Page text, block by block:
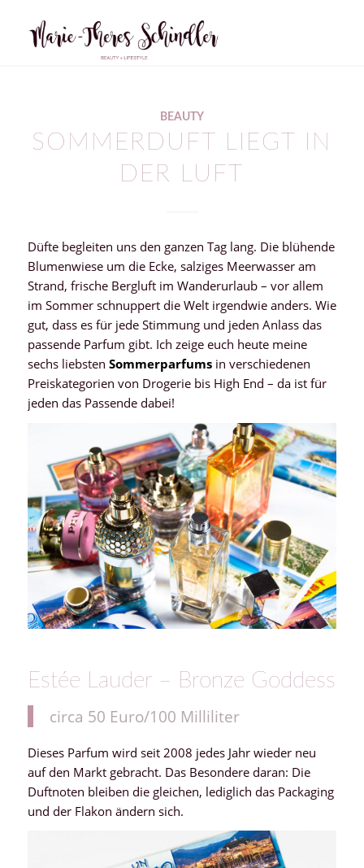
BEAUTY
SOMMERDUFT LIEGT IN
DER LUFT
Düfte begleiten uns den ganzen Tag lang. Die blühende
Blumenwiese um die Ecke, salziges Meerwasser am
Strand, frische Bergluft im Wanderurlaub – vor allem
im Sommer schnuppert die Welt irgendwie anders. Wie
gut, dass es für jede Stimmung und jeden Anlass das
passende Parfum gibt. Ich zeige euch heute meine
sechs liebsten Sommerparfumsin verschiedenen
Preiskategorien von Drogerie bis High End – da ist für
jeden das Passende dabei!
Estée Lauder – Bronze Goddess
circa 50 Euro/100 Milliliter
Dieses Parfum wird seit 2008 jedes Jahr wieder neu
auf den Markt gebracht. Das Besondere daran: Die
Duftnoten bleiben die gleichen, lediglich das Packaging
und der Flakon ändern sich.